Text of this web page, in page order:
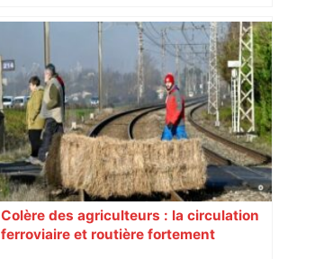
Colère des agriculteurs : la circulation
ferroviaire et routière fortement